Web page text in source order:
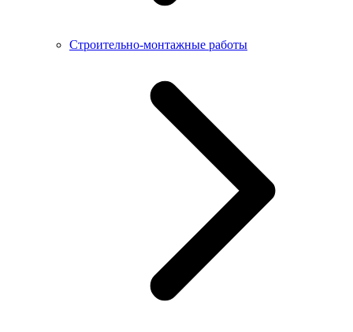
Строительно-монтажные работы